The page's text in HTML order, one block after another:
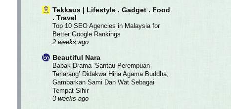
Tekkaus | Lifestyle . Gadget . Food
. Travel
Top 10 SEO Agencies in Malaysia for
Better Google Rankings
2 weeks ago
Beautiful Nara
Babak Drama ‘Santau Perempuan
Terlarang’ Didakwa Hina Agama Buddha,
Gambarkan Sami Dan Wat Sebagai
Tempat Sihir
3 weeks ago